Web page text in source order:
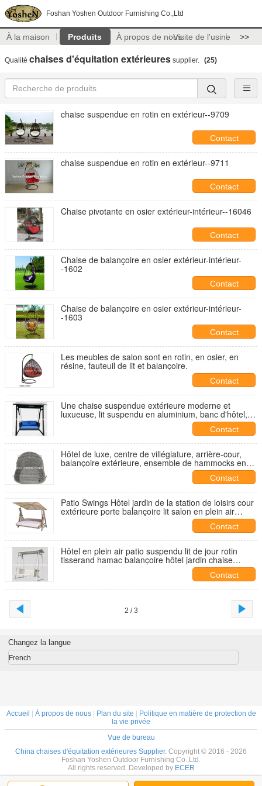
Foshan Yoshen Outdoor Furnishing Co.,Ltd
À la maison Produits À propos de nousVisite de l'usine >>
Qualité chaises d'équitation extérieures supplier. (25)
chaise suspendue en rotin en extérieur--9709
Contact
chaise suspendue en rotin en extérieur--9711
Contact
Chaise pivotante en osier extérieur-intérieur--16046
Contact
Chaise de balançoire en osier extérieur-intérieur-
-1602
Contact
Chaise de balançoire en osier extérieur-intérieur-
-1603
Contact
Les meubles de salon sont en rotin, en osier, en
résine, fauteuil de lit et balançoire.
Contact
Une chaise suspendue extérieure moderne et
luxueuse, lit suspendu en aluminium, banc d'hôtel,
patio, balançoire, chaise suspendue...
Contact
Hôtel de luxe, centre de villégiature, arrière-cour,
balançoire extérieure, ensemble de hammocks en
aluminium en osier, en coquille de jardin, en rotin,
Contact
Patio Swings Hôtel jardin de la station de loisirs cour
extérieure porte balançoire lit salon en plein air
Contact
Hôtel en plein air patio suspendu lit de jour rotin
tisserand hamac balançoire hôtel jardin chaise
Contact
2 / 3
Changez la langue
French
Accueil À propos de nous| Plan du site
Politique en matière de protection de
la vie privée
Vue de bureau
China chaises d'équitation extérieures Supplier. Copyright © 2016 - 2026
Foshan Yoshen Outdoor Furnishing Co.,Ltd.
All rights reserved. Developed by ECER